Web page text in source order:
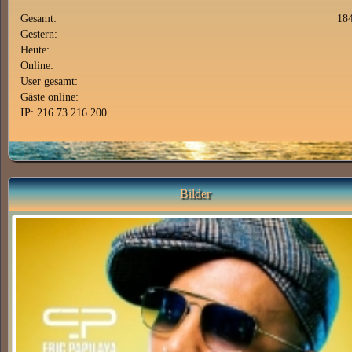
Gesamt:
Gestern:
Heute:
Online:
User gesamt:
Gäste online:
IP: 216.73.216.200
Bilder